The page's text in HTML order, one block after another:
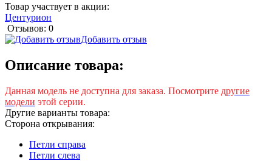
Товар участвует в акции:
Центурион
Отзывов: 0
Добавить отзыв
Описание товара:
Данная модель не доступна для заказа. Посмотрите другие
модели этой серии.
Другие варианты товара:
Сторона открывания:
Петли справа
Петли слева